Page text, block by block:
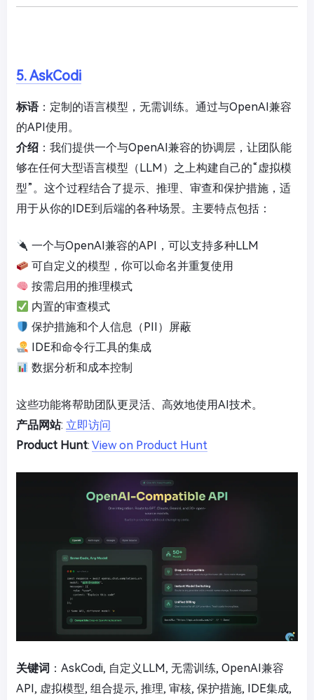
5. AskCodi
标语：定制的语言模型，无需训练。通过与OpenAI兼容
的API使用。
介绍 ：我们提供一个与OpenAI兼容的协调层，让团队能
够在任何大型语言模型（LLM）之上构建自己的“虚拟模
型”。这个过程结合了提示、推理、审查和保护措施，适
用于从你的IDE到后端的各种场景。主要特点包括：
一个与OpenAI兼容的API，可以支持多种LLM
可自定义的模型，你可以命名并重复使用
按需启用的推理模式
内置的审查模式
保护措施和个人信息（PII）屏蔽
IDE和命令行工具的集成
数据分析和成本控制
这些功能将帮助团队更灵活、高效地使用AI技术。
产品网站: 立即访问
Product Hunt: View on Product Hunt
关键词 ：AskCodi, 自定义LLM, 无需训练, OpenAI兼容
API, 虚拟模型, 组合提示, 推理, 审核, 保护措施, IDE集成,